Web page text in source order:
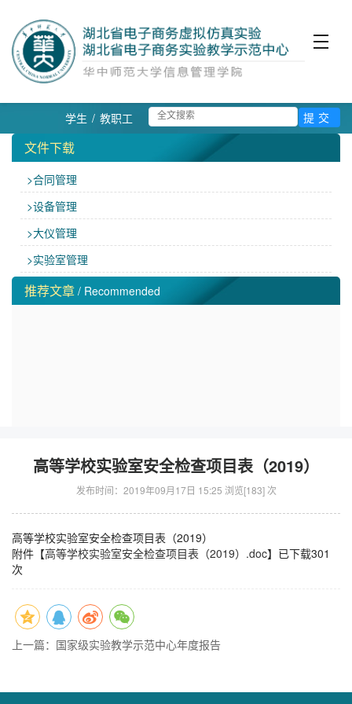
学生 / 教职工
文件下载
>合同管理
>设备管理
>大仪管理
>实验室管理
推荐文章 / Recommended
高等学校实验室安全检查项目表（2019）
发布时间：2019年09月17日 15:25 浏览[183] 次
高等学校实验室安全检查项目表（2019）
附件【高等学校实验室安全检查项目表（2019）.doc】已下载301
次
上一篇：国家级实验教学示范中心年度报告